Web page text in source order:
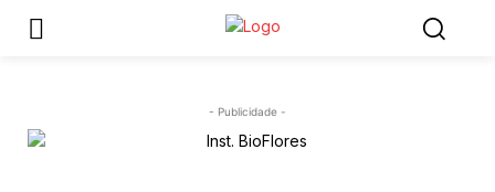
- Publicidade -